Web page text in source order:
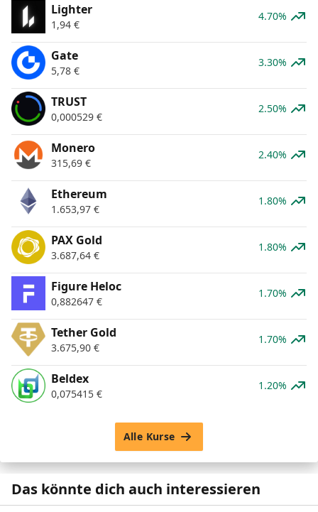
Lighter
1,94 €
4.70%
Gate
5,78 €
3.30%
TRUST
0,000529 €
2.50%
Monero
315,69 €
2.40%
Ethereum
1.653,97 €
1.80%
PAX Gold
3.687,64 €
1.80%
Figure Heloc
0,882647 €
1.70%
Tether Gold
3.675,90 €
1.70%
Beldex
0,075415 €
1.20%
Alle Kurse
Das könnte dich auch interessieren